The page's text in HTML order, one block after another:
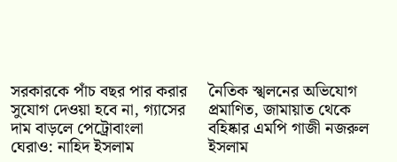
সরকারকে পাঁচ বছর পার করার
সুযোগ দেওয়া হবে না, গ্যাসের
দাম বাড়লে পেট্রোবাংলা
ঘেরাও: নাহিদ ইসলাম
নৈতিক স্খলনের অভিযোগ
প্রমাণিত, জামায়াত থেকে
বহিষ্কার এমপি গাজী নজরুল
ইসলাম